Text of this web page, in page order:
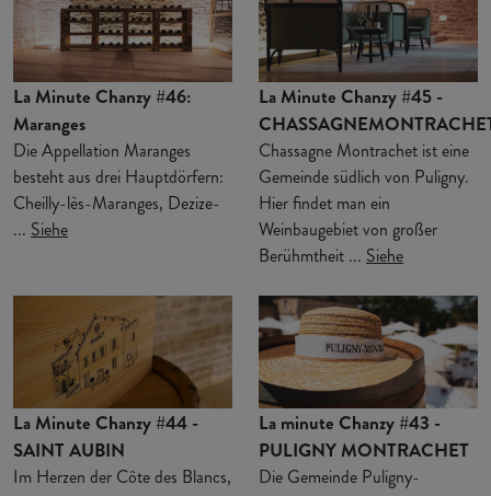
La Minute Chanzy #46:
Maranges
Die Appellation Maranges
besteht aus drei Hauptdörfern:
Cheilly-lès-Maranges, Dezize-
... Siehe
La Minute Chanzy #45 -
Chassagne Montrachet ist eine
Gemeinde südlich von Puligny.
Hier findet man ein
Weinbaugebiet von großer
Berühmtheit ... Siehe
La Minute Chanzy #44 -
SAINT AUBIN
Im Herzen der Côte des Blancs,
La minute Chanzy #43 -
PULIGNY MONTRACHET
Die Gemeinde Puligny-